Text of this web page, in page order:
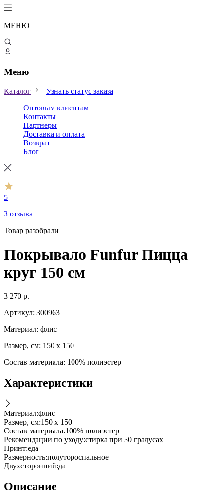
МЕНЮ
Меню
Каталог
Узнать статус заказа
Оптовым клиентам
Контакты
Партнеры
Доставка и оплата
Возврат
Блог
5
3 отзыва
Товар разобрали
Покрывало Funfur Пицца
круг 150 см
3 270 р.
Артикул: 300963
Материал: флис
Размер, см: 150 х 150
Состав материала: 100% полиэстер
Характеристики
Материал:флис
Размер, см:150 х 150
Состав материала:100% полиэстер
Рекомендации по уходу:стирка при 30 градусах
Принт:еда
Размерность:полутороспальное
Двухсторонний:да
Описание